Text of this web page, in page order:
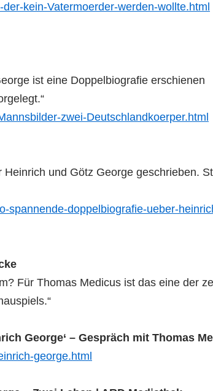
kein-Vatermoerder-werden-wollte.html
ist eine Doppelbiografie erschienen
zwei-Deutschlandkoerper.html
und Götz George geschrieben.
spannende-doppelbiografie-ueber-
Für Thomas Medicus ist das eine der
George‘ – Gespräch mit Thomas
george.html